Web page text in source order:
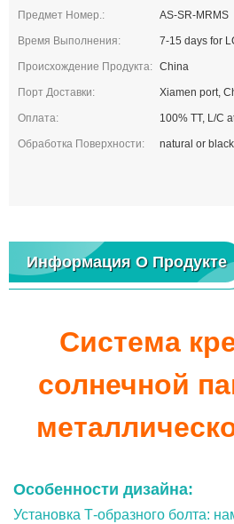
Предмет Номер.: AS-SR-MRMS
Время Выполнения: 7-15 days for
Происхождение Продукта: China
Порт Доставки: Xiamen port,
Оплата: 100% TT, L/C
Обработка Поверхности: natural or black
Информация О Продукте
Система
солнечной
Особенности дизайна:
Установка Т-образного болта: